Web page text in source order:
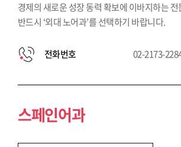
경제의 새로운 성장 동력 확보에 이바지하는
반드시 ‘외대 노어과’를 선택하기 바랍니다.
전화번호 02-2173-
스페인어과